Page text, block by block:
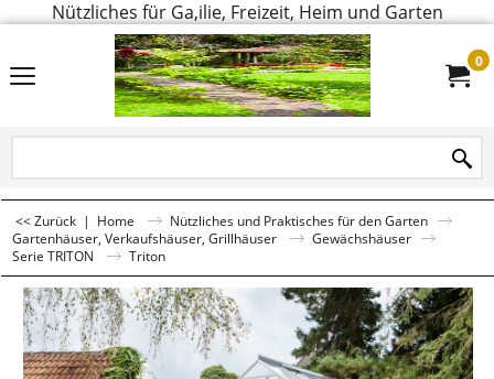
Nützliches für Ga,ilie, Freizeit, Heim und Garten
0
<< Zurück | Home
Nützliches und Praktisches für den Garten
Gartenhäuser, Verkaufshäuser, Grillhäuser
Gewächshäuser
Serie TRITON
Triton